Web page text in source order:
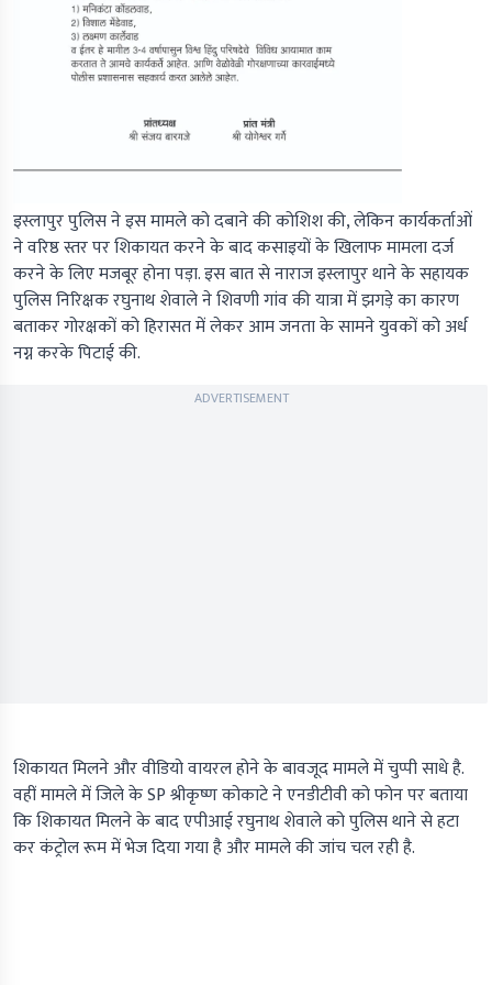
इस्लापुर पुलिस ने इस मामले को दबाने की कोशिश की, लेकिन कार्यकर्ताओं
ने वरिष्ठ स्तर पर शिकायत करने के बाद कसाइयों के खिलाफ मामला दर्ज
करने के लिए मजबूर होना पड़ा. इस बात से नाराज इस्लापुर थाने के सहायक
पुलिस निरिक्षक रघुनाथ शेवाले ने शिवणी गांव की यात्रा में झगड़े का कारण
बताकर गोरक्षकों को हिरासत में लेकर आम जनता के सामने युवकों को अर्ध
नग्न करके पिटाई की.
ADVERTISEMENT
शिकायत मिलने और वीडियो वायरल होने के बावजूद मामले में चुप्पी साधे है.
वहीं मामले में जिले के SP श्रीकृष्ण कोकाटे ने एनडीटीवी को फोन पर बताया
कि शिकायत मिलने के बाद एपीआई रघुनाथ शेवाले को पुलिस थाने से हटा
कर कंट्रोल रूम में भेज दिया गया है और मामले की जांच चल रही है.